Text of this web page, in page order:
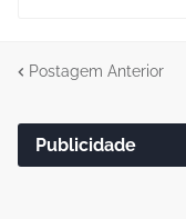
Postagem Anterior
Publicidade